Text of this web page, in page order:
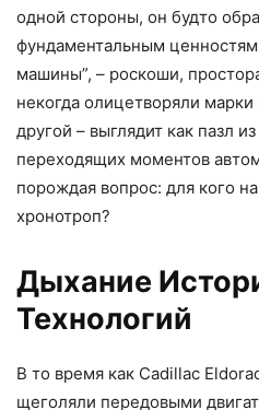
одной стороны, он будто
фундаментальным
машины”, – роскоши,
некогда олицетворяли
другой – выглядит как пазл
переходящих моментов
порождая вопрос: для кого
хронотроп?
Дыхание
Технологий
В то время как Cadillac
щеголяли передовыми